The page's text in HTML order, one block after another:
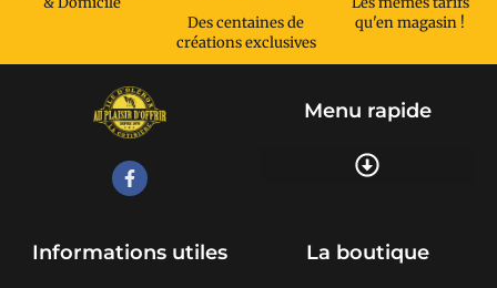
Des centaines de
créations exclusives
qu'en magasin !
Menu rapide
Informations utiles La boutique